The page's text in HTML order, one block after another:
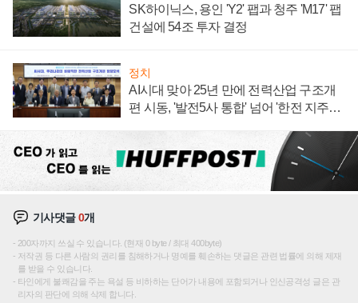
SK하이닉스, 용인 'Y2' 팹과 청주 'M17' 팹
건설에 54조 투자 결정
정치
AI시대 맞아 25년 만에 전력산업 구조개
편 시동, '발전5사 통합' 넘어 '한전 지주사'
기사댓글0개
200자까지 쓰실 수 있습니다. (현재 0 byte / 최대 400byte)
저작권 등 다른 사람의 권리를 침해하거나 명예를 훼손하는 댓글은 관련 법률에 의해 제재
를 받을 수 있습니다.
타인에게 불쾌감을 주는 욕설 등 비하하는 단어가 내용에 포함되거나 인신공격성 글은 관
리자의 판단에 의해 삭제 합니다.